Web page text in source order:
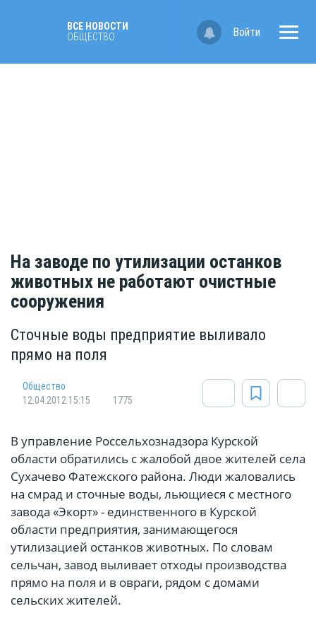
ВСЕ НОВОСТИ
ОБЩЕСТВО
Войти
На заводе по утилизации останков
животных не работают очистные
сооружения
Сточные воды предприятие выливало
прямо на поля
Общество
12.04.2012 15:15
1775
В управление Россельхознадзора Курской
области обратились с жалобой двое жителей села
Сухачево Фатежского района. Люди жаловались
на смрад и сточные воды, льющиеся с местного
завода «Экорт» - единственного в Курской
области предприятия, занимающегося
утилизацией останков животных. По словам
сельчан, завод выливает отходы производства
прямо на поля и в овраги, рядом с домами
сельских жителей.